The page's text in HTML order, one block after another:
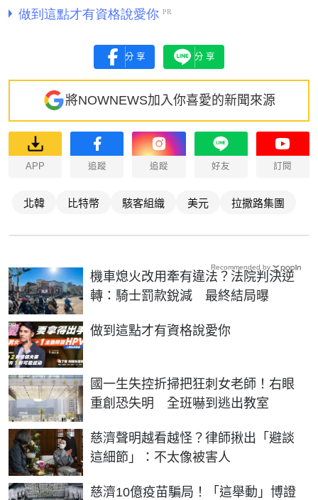
分享 分享
將NOWNEWS加入你喜愛的新聞來源
APP 追蹤 追蹤 好友 訂閱
北韓 比特幣 駭客組織 美元 拉撒路集團
機車熄火改用牽有違法？法院判決逆
轉：騎士罰款銳減 最終結局曝
做到這點才有資格說愛你
PR
國一生失控折掃把狂刺女老師！右眼
重創恐失明 全班嚇到逃出教室
慈濟聲明越看越怪？律師揪出「避談
這細節」：不太像被害人
慈濟10億疫苗騙局！「這舉動」博證
Recommended by